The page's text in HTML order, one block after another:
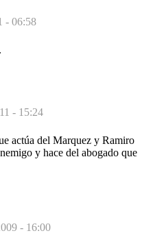
- 06:58
- 15:24
actúa del Marquez y Ramiro
y hace del abogado que
- 16:00